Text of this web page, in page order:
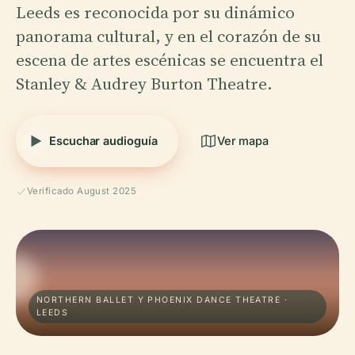
Leeds es reconocida por su dinámico
panorama cultural, y en el corazón de su
escena de artes escénicas se encuentra el
Stanley & Audrey Burton Theatre.
Escuchar audioguía Ver mapa
Verificado August 2025
NORTHERN BALLET Y PHOENIX DANCE THEATRE ·
LEEDS